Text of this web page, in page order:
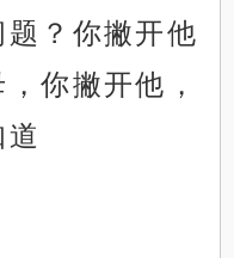
？你撇开他
你撇开他，